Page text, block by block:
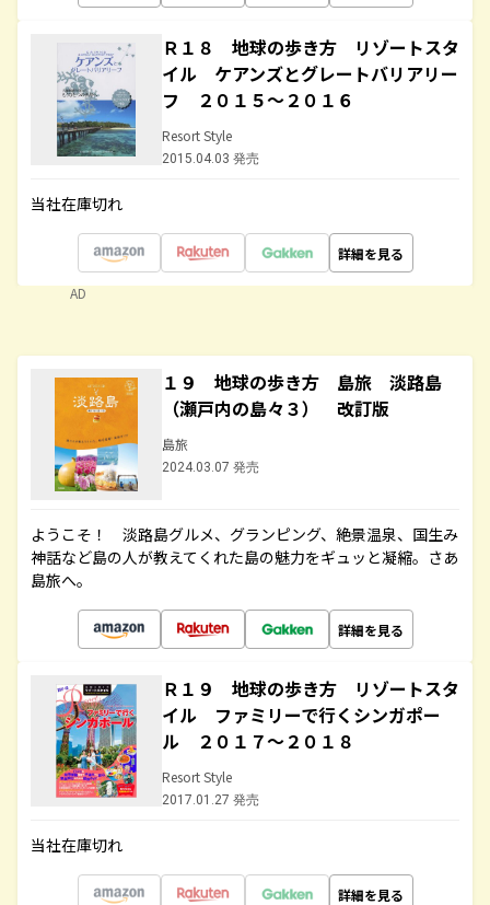
Ｒ１８ 地球の歩き方 リゾートスタ
イル ケアンズとグレートバリアリー
フ ２０１５～２０１６
Resort Style
2015.04.03 発売
当社在庫切れ
詳細を見る
AD
１９ 地球の歩き方 島旅 淡路島
（瀬戸内の島々３） 改訂版
島旅
2024.03.07 発売
ようこそ！ 淡路島グルメ、グランピング、絶景温泉、国生み
神話など島の人が教えてくれた島の魅力をギュッと凝縮。さあ
島旅へ。
詳細を見る
Ｒ１９ 地球の歩き方 リゾートスタ
イル ファミリーで行くシンガポー
ル ２０１７～２０１８
Resort Style
2017.01.27 発売
当社在庫切れ
詳細を見る